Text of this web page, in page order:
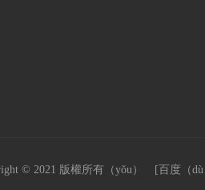
© 2021 版權所有（yǒu） [百度（